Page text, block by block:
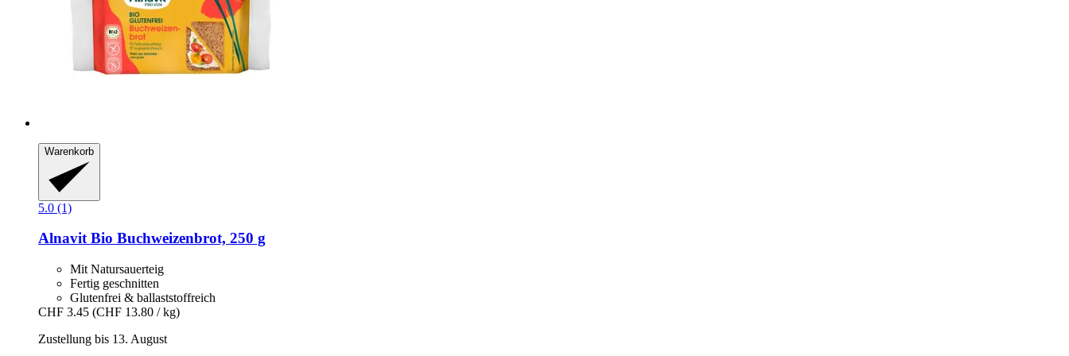
Warenkorb
5.0 (1)
AlnavitBio Buchweizenbrot, 250 g
Mit Natursauerteig
Fertig geschnitten
Glutenfrei & ballaststoffreich
CHF 3.45 (CHF 13.80 / kg)
Zustellung bis 13. August